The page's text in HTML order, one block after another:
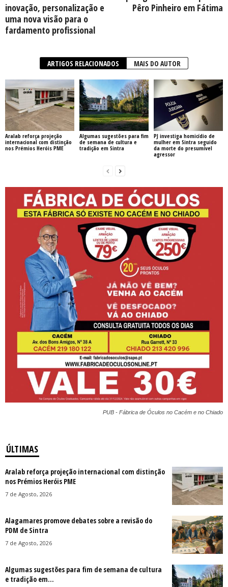
inovação, personalização e
uma nova visão para o
fardamento profissional
Pêro Pinheiro em Fátima
ARTIGOS RELACIONADOS MAIS DO AUTOR
Aralab reforça projeção
internacional com distinção
nos Prémios Heróis PME
Algumas sugestões para fim
de semana de cultura e
tradição em Sintra
PJ investiga homicídio de
mulher em Sintra seguido
da morte do presumível
agressor
PUB - Fábrica de Óculos no Cacém e no Chiado
ÚLTIMAS
Aralab reforça projeção internacional com distinção
nos Prémios Heróis PME
7 de Agosto, 2026
Alagamares promove debates sobre a revisão do
PDM de Sintra
7 de Agosto, 2026
Algumas sugestões para fim de semana de cultura
e tradição em...